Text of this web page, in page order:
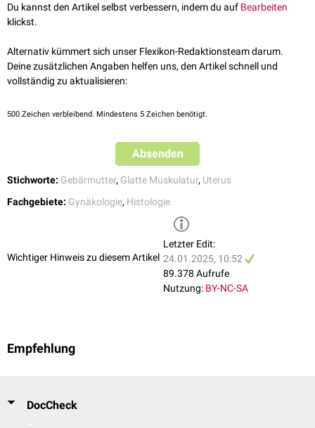
Drüsenschläuche des Endometriums ein.
Stratum vasculare: Diese breite, vorwiegend longitudinal angeordnete
umgeben sind. Es handelt es sich um korkenzieherartig gewunde
Arterienvom muskulären Typ und große Venengeflechte. Die
Myozytenin dieser Schicht sind kurz und organisieren sich in Form
Schwangerschafteiner Länge von etwa 50 μm auf. Durch die
Schwangerschaftshormone und den wachsenden
der glatten Muskelzellen, die dann eine
Länge von bis zu 800 μm erreichen können.[
Du kannst den Artikel selbst verbessern, indem du auf Bearbeiten
klickst.
Alternativ kümmert sich unser Flexikon-Redaktionsteam darum.
Deine zusätzlichen Angaben helfen uns, den Artikel schnell und
vollständig zu aktualisieren:
500 Zeichen verbleibend. Mindestens 5 Zeichen benötigt.
Absenden
Stichworte: Gebärmutter, Glatte Muskulatur, Uterus
Fachgebiete: Gynäkologie, Histologie
Wichtiger Hinweis zu diesem Artikel
Letzter Edit:
24.01.2025, 10:52
89.378 Aufrufe
Nutzung: BY-NC-SA
Empfehlung
DocCheck